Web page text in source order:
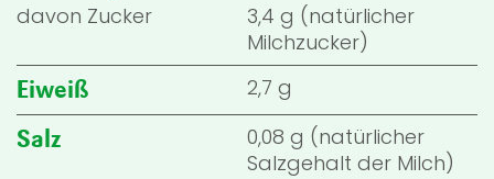
davon Zucker
3,4 g (natürlicher
Milchzucker)
Eiweiß 2,7 g
Salz
0,08 g (natürlicher
Salzgehalt der Milch)